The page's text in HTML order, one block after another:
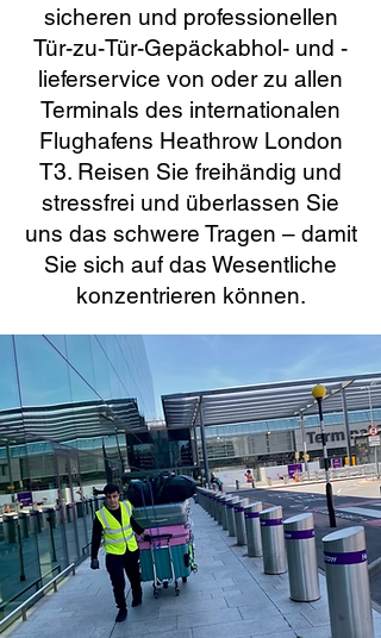
sicheren und professionellen
Tür-zu-Tür-Gepäckabhol- und -
lieferservice von oder zu allen
Terminals des internationalen
Flughafens Heathrow London
T3. Reisen Sie freihändig und
stressfrei und überlassen Sie
uns das schwere Tragen – damit
Sie sich auf das Wesentliche
konzentrieren können.